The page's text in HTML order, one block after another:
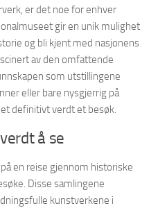
er det noe for enhver
gir en unik mulighet
og bli kjent med nasjonens
av den omfattende
som utstillingene
eller bare nysgjerrig på
definitivt verdt et besøk.
å se
en reise gjennom historiske
Disse samlingene
kunstverkene i